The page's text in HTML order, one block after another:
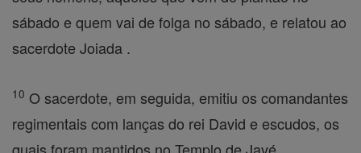
sábado e quem vai de folga no sábado, e relatou ao
sacerdote Joiada .
10 O sacerdote, em seguida, emitiu os comandantes
regimentais com lanças do rei David e escudos, os